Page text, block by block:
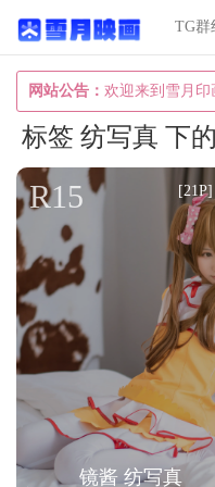
网站公告： 欢迎来到雪月印
TG群
标签 纺写真 下
镜酱 纺写真
R15 [21P]